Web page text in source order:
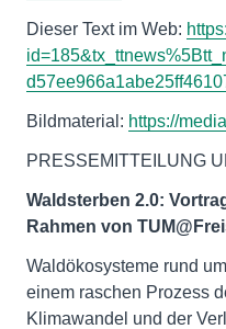
Dieser Text im Web:
Bildmaterial: https://
PRESSEMITTEILUNG
Waldsterben 2.0:
Rahmen von
Waldökosysteme rund
einem raschen Prozess
Klimawandel und der